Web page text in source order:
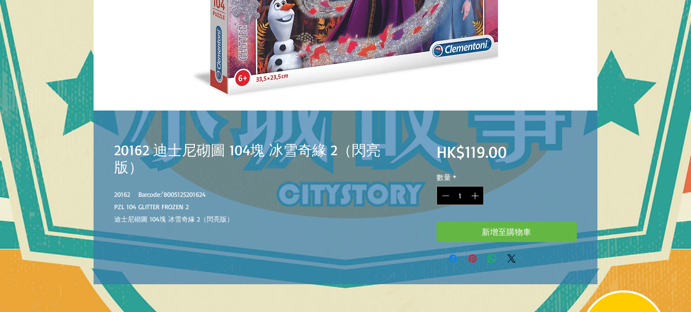
20162 迪士尼砌圖 104塊 冰雪奇緣 2（閃亮
版）
20162 Barcode:'8005125201624
PZL 104 GLITTER FROZEN 2
迪士尼砌圖 104塊 冰雪奇緣 2（閃亮版）
HK$119.00價
格
數量 *
新增至購物車